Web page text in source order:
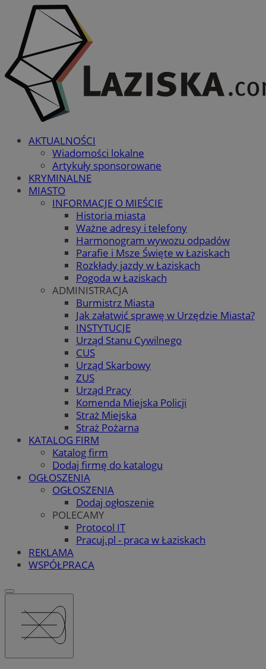
AKTUALNOŚCI
Wiadomości lokalne
Artykuły sponsorowane
KRYMINALNE
MIASTO
INFORMACJE O MIEŚCIE
Historia miasta
Ważne adresy i telefony
Harmonogram wywozu odpadów
Parafie i Msze Święte w Łaziskach
Rozkłady jazdy w Łaziskach
Pogoda w Łaziskach
ADMINISTRACJA
Burmistrz Miasta
Jak załatwić sprawę w Urzędzie Miasta?
INSTYTUCJE
Urząd Stanu Cywilnego
CUS
Urząd Skarbowy
ZUS
Urząd Pracy
Komenda Miejska Policji
Straż Miejska
Straż Pożarna
KATALOG FIRM
Katalog firm
Dodaj firmę do katalogu
OGŁOSZENIA
OGŁOSZENIA
Dodaj ogłoszenie
POLECAMY
Protocol IT
Pracuj.pl - praca w Łaziskach
REKLAMA
WSPÓŁPRACA